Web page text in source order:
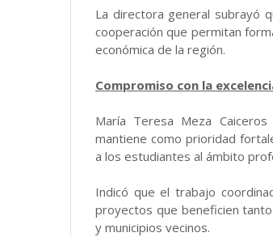
La directora general subrayó
cooperación que permitan
económica de la región.
Compromiso con la
María Teresa Meza
mantiene como prioridad
a los estudiantes al ámbito
Indicó que el trabajo
proyectos que beneficien
y municipios vecinos.